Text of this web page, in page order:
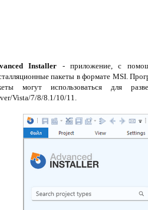
Installer - приложение, с
пакеты в формате MSI.
могут использоваться для
Vista/7/8/8.1/10/11.